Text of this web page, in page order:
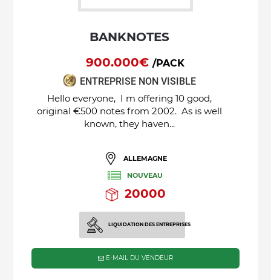
BANKNOTES
900.000€/PACK
ENTREPRISE NON VISIBLE
Hello everyone, I m offering 10 good,
original €500 notes from 2002. As is well
known, they haven...
ALLEMAGNE
NOUVEAU
20000
LIQUIDATION DES ENTREPRISES
E-MAIL DU VENDEUR